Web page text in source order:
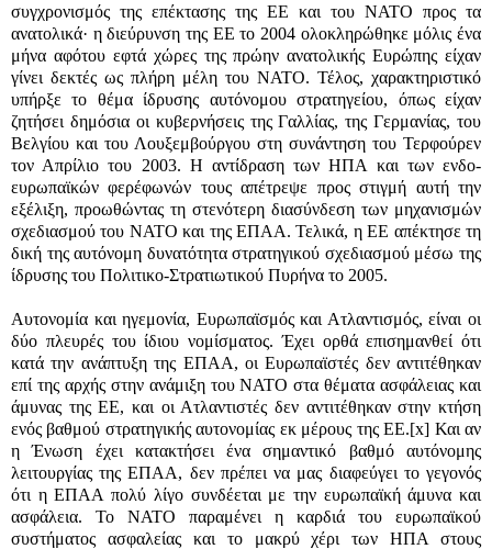
συγχρονισμός της επέκτασης της ΕΕ και του ΝΑΤΟ προς τα
ανατολικά· η διεύρυνση της ΕΕ το 2004 ολοκληρώθηκε μόλις ένα
μήνα αφότου εφτά χώρες της πρώην ανατολικής Ευρώπης είχαν
γίνει δεκτές ως πλήρη μέλη του ΝΑΤΟ. Τέλος, χαρακτηριστικό
υπήρξε το θέμα ίδρυσης αυτόνομου στρατηγείου, όπως είχαν
ζητήσει δημόσια οι κυβερνήσεις της Γαλλίας, της Γερμανίας, του
Βελγίου και του Λουξεμβούργου στη συνάντηση του Τερφούρεν
τον Απρίλιο του 2003. Η αντίδραση των ΗΠΑ και των ενδο-
ευρωπαϊκών φερέφωνών τους απέτρεψε προς στιγμή αυτή την
εξέλιξη, προωθώντας τη στενότερη διασύνδεση των μηχανισμών
σχεδιασμού του ΝΑΤΟ και της ΕΠΑΑ. Τελικά, η ΕΕ απέκτησε τη
δική της αυτόνομη δυνατότητα στρατηγικού σχεδιασμού μέσω της
ίδρυσης του Πολιτικο-Στρατιωτικού Πυρήνα το 2005.
Αυτονομία και ηγεμονία, Ευρωπαϊσμός και Ατλαντισμός, είναι οι
δύο πλευρές του ίδιου νομίσματος. Έχει ορθά επισημανθεί ότι
κατά την ανάπτυξη της ΕΠΑΑ, οι Ευρωπαϊστές δεν αντιτέθηκαν
επί της αρχής στην ανάμιξη του ΝΑΤΟ στα θέματα ασφάλειας και
άμυνας της ΕΕ, και οι Ατλαντιστές δεν αντιτέθηκαν στην κτήση
ενός βαθμού στρατηγικής αυτονομίας εκ μέρους της ΕΕ.[x] Και αν
η Ένωση έχει κατακτήσει ένα σημαντικό βαθμό αυτόνομης
λειτουργίας της ΕΠΑΑ, δεν πρέπει να μας διαφεύγει το γεγονός
ότι η ΕΠΑΑ πολύ λίγο συνδέεται με την ευρωπαϊκή άμυνα και
ασφάλεια. Το ΝΑΤΟ παραμένει η καρδιά του ευρωπαϊκού
συστήματος ασφαλείας και το μακρύ χέρι των ΗΠΑ στους